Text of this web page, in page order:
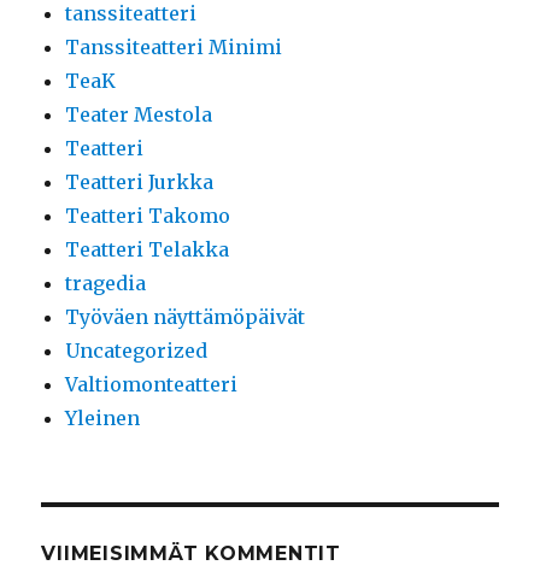
tanssiteatteri
Tanssiteatteri Minimi
TeaK
Teater Mestola
Teatteri
Teatteri Jurkka
Teatteri Takomo
Teatteri Telakka
tragedia
Työväen näyttämöpäivät
Uncategorized
Valtiomonteatteri
Yleinen
VIIMEISIMMÄT KOMMENTIT